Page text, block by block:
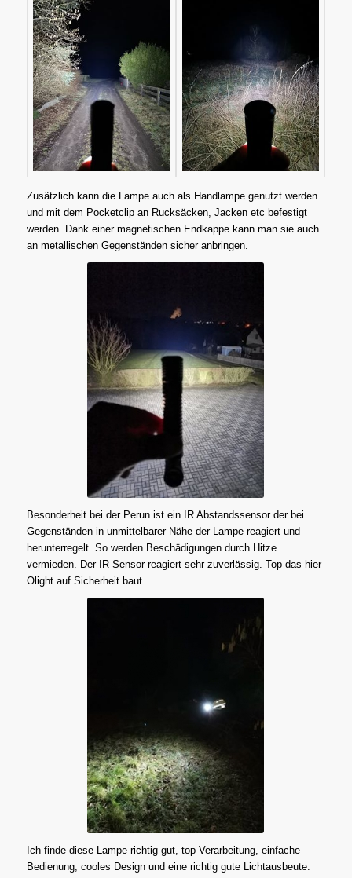
Zusätzlich kann die Lampe auch als Handlampe genutzt werden
und mit dem Pocketclip an Rucksäcken, Jacken etc befestigt
werden. Dank einer magnetischen Endkappe kann man sie auch
an metallischen Gegenständen sicher anbringen.
Besonderheit bei der Perun ist ein IR Abstandssensor der bei
Gegenständen in unmittelbarer Nähe der Lampe reagiert und
herunterregelt. So werden Beschädigungen durch Hitze
vermieden. Der IR Sensor reagiert sehr zuverlässig. Top das hier
Olight auf Sicherheit baut.
Ich finde diese Lampe richtig gut, top Verarbeitung, einfache
Bedienung, cooles Design und eine richtig gute Lichtausbeute.